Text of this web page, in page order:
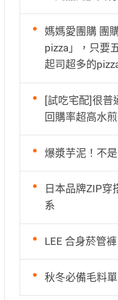
媽媽愛團購 團
pizza」，只要
起司超多的
[試吃宅配]很普
回購率超高水
爆漿芋泥！不
日本品牌ZIP穿
系
LEE 合身菸管
秋冬必備毛料